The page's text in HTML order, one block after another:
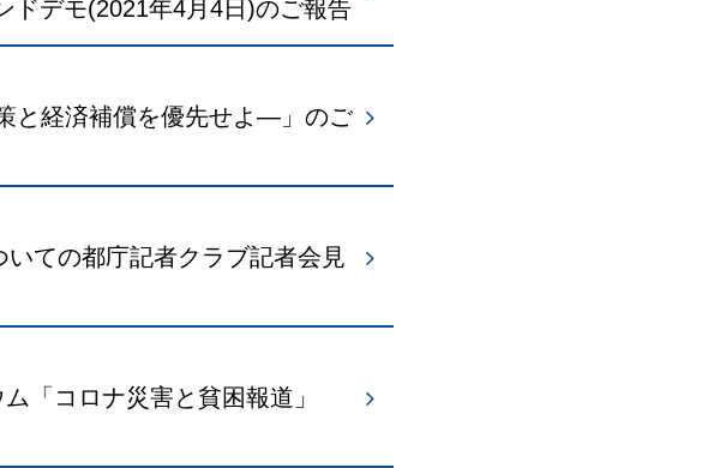
ドデモ(2021年4月4日)のご報告
と経済補償を優先せよ―」のご
ての都庁記者クラブ記者会見
「コロナ災害と貧困報道」